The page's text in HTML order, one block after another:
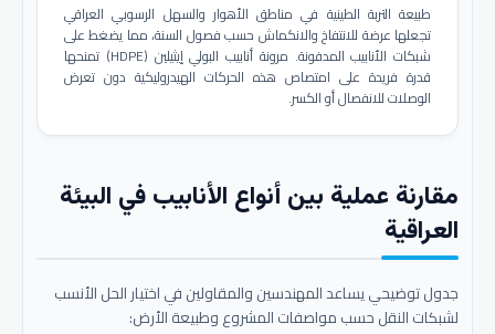
طبيعة التربة الطينية في مناطق الأهوار والسهل الرسوبي العراقي
تجعلها عرضة للانتفاخ والانكماش حسب فصول السنة، مما يضغط على
شبكات الأنابيب المدفونة. مرونة أنابيب البولي إيثيلين (HDPE) تمنحها
قدرة فريدة على امتصاص هذه الحركات الهيدروليكية دون تعرض
الوصلات للانفصال أو الكسر.
مقارنة عملية بين أنواع الأنابيب في البيئة
العراقية
جدول توضيحي يساعد المهندسين والمقاولين في اختيار الحل الأنسب
لشبكات النقل حسب مواصفات المشروع وطبيعة الأرض: